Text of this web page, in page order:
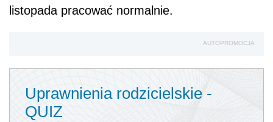
listopada pracować normalnie.
AUTOPROMOCJA
Uprawnienia rodzicielskie -
QUIZ